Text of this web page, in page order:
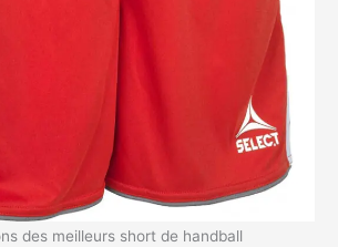
des meilleurs short de handball